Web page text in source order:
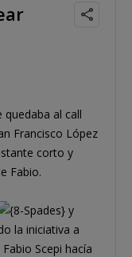
quedaba al call
Francisco López
corto y
Fabio.
y
la iniciativa a
Scepi hacía